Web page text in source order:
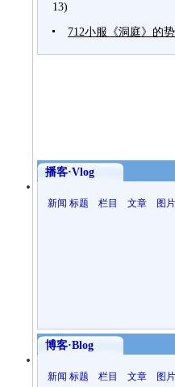
13)
712小服《洞庭》的
播客·Vlog
新闻 标题 栏目 文章 图
博客·Blog
新闻 标题 栏目 文章 图